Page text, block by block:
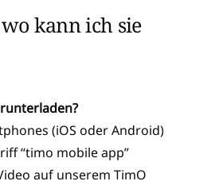
kann ich sie
(iOS oder Android)
“timo mobile app”
auf unserem TimO